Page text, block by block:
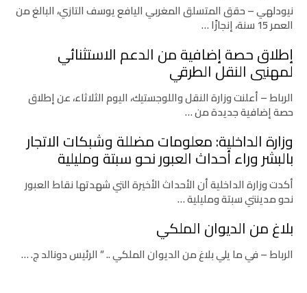
نيودلهي – حقق المتسلق المغربي اليافع يوسف التازي، البالغ من
العمر 15 سنة، إنجازًا …
إطلاق حصة إضافية من الدعم الاستثنائي
لمهنيي النقل الطرقي
الرباط – أعلنت وزارة النقل واللوجستيك، اليوم الثلاثاء، عن إطلاق
حصة إضافية جديدة من …
وزارة الداخلية: معلومات مضللة وشبكات الاتجار
بالبشر وراء أحداث العبور نحو سبتة ومليلية
أكدت وزارة الداخلية أن الأحداث الأخيرة التي شهدتها نقاط العبور
نحو مدينتي سبتة ومليلية …
بلاغ من الديوان الملكي
الرباط – في ما يلي بلاغ من الديوان الملكي .. ” الرئيس دونالد ج. …